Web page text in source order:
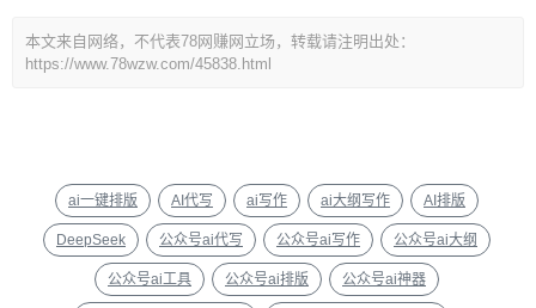
本文来自网络，不代表78网赚网立场，转载请注明出处：
https://www.78wzw.com/45838.html
ai一键排版 AI代写 ai写作 ai大纲写作 AI排版
DeepSeek 公众号ai代写 公众号ai写作 公众号ai大纲
公众号ai工具 公众号ai排版 公众号ai神器